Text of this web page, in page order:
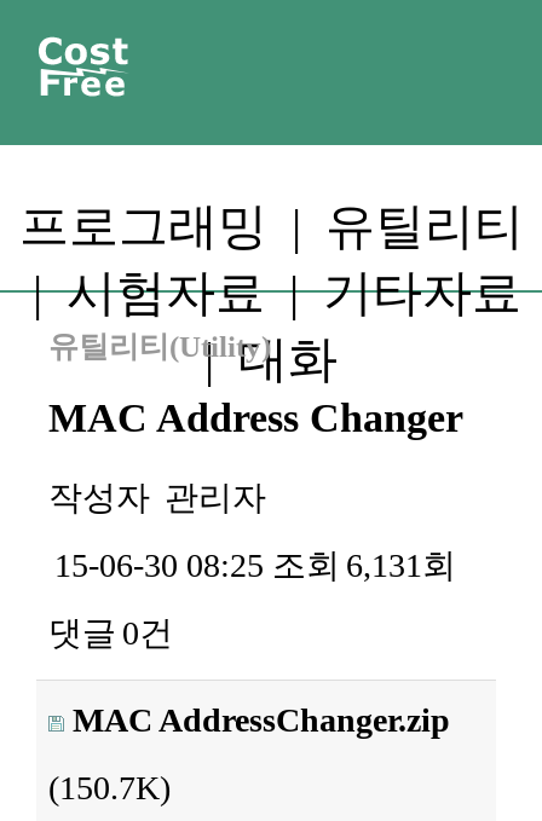
프로그래밍 | 유틸리티
|시험자료|기타자료
|대화
유틸리티(Utility)
MAC Address Changer
작성자 관리자
15-06-30 08:25 조회 6,131회
댓글 0건
MAC AddressChanger.zip
(150.7K)